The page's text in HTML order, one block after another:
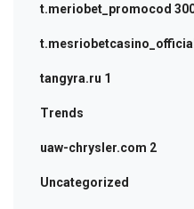
t.meriobet_promocod
tangyra.ru 1
Trends
uaw-chrysler.com 2
Uncategorized